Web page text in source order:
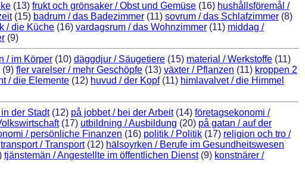
(13) frukt och grönsaker / Obst und Gemüse (16) hushållsföremål /
(15) badrum / das Badezimmer (11) sovrum / das Schlafzimmer (8)
/ die Küche (16) vardagsrum / das Wohnzimmer (11) middag /
(9)
/ im Körper (10) däggdjur / Säugetiere (15) material / Werkstoffe (11)
(9) fler varelser / mehr Geschöpfe (13) växter / Pflanzen (11) kroppen 2
/ die Elemente (12) huvud / der Kopf(11) himlavalvet / die Himmel
der Stadt(12) på jobbet / bei der Arbeit(14) företagsekonomi /
(17) utbildning / Ausbildung (20) på gatan / auf der
/ persönliche Finanzen (16) politik / Politik (17) religion och tro /
transport / Transport(12) hälsoyrken / Berufe im Gesundheitswesen
tjänstemän / Angestellte im öffentlichen Dienst(9) konstnärer /